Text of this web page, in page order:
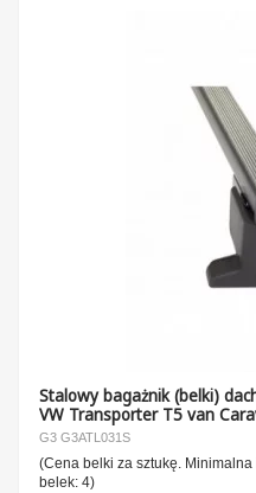
Stalowy bagażnik (belki)
VW Transporter T5 van
G3 G3ATL031S
(Cena belki za sztukę.
belek: 4)